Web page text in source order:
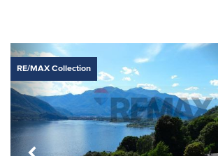
RE/MAX Collection